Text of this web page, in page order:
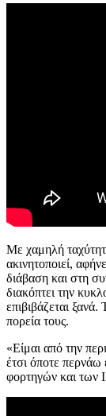
Με χαμηλή
ακινητοποιεί,
διάβαση και στη
διακόπτει την
επιβιβάζεται
πορεία τους.
«Είμαι από την
έτσι όποτε
φορτηγών και των